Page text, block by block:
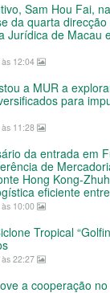
Sam Hou Fai,
da quarta
Jurídica de Macau
12:04
a MUR a
para
11:28
da entrada em
de
Hong Kong-
eficiente
10:00
Tropical
22:27
a cooperação